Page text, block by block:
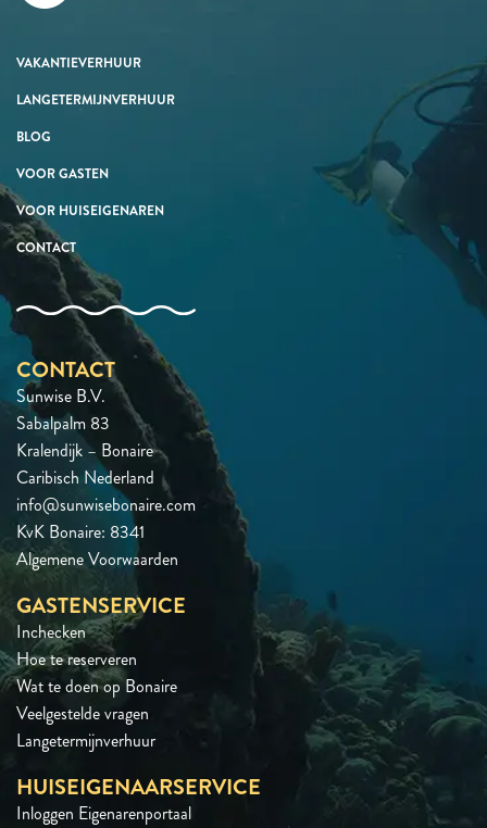
VAKANTIEVERHUUR
LANGETERMIJNVERHUUR
BLOG
VOOR GASTEN
VOOR HUISEIGENAREN
CONTACT
CONTACT
Sunwise B.V.
Sabalpalm 83
Kralendijk – Bonaire
Caribisch Nederland
info@sunwisebonaire.com
KvK Bonaire: 8341
Algemene Voorwaarden
GASTENSERVICE
Inchecken
Hoe te reserveren
Wat te doen op Bonaire
Veelgestelde vragen
Langetermijnverhuur
HUISEIGENAARSERVICE
Inloggen Eigenarenportaal